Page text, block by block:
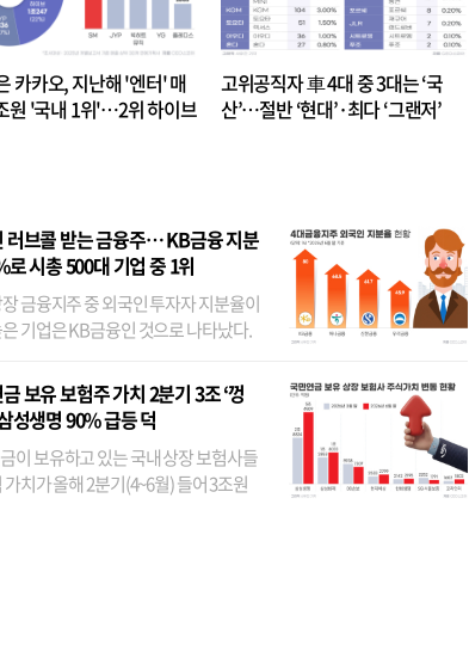
카카오, 지난해 '엔터' 매
원 '국내 1위'…2위 하이브
고위공직자 車 4대 중 3대는 ‘국
산’…절반 ‘현대’·최다 ‘그랜저’
러브콜 받는 금융주… KB금융 지분
로 시총 500대 기업 중 1위
금융지주 중 외국인 투자자 지분율이
기업은 KB금융인 것으로 나타났다.
. 특히 KB금융은 지난달 말 기준 해외
자 지분율이...
보유 보험주 가치 2분기 3조 ‘껑
성생명 90% 급등 덕
이 보유하고 있는 국내 상장 보험사들
가치가 올해 2분기(4~6월) 들어 3조원